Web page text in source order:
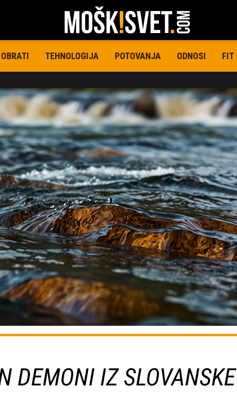
TEHNOLOGIJA POTOVANJA ODNOSI FIT
DEMONI IZ SLOVANSKE